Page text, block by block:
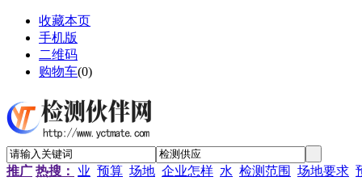
收藏本页
手机版
二维码
购物车(0)
推广 热搜： 业 预算 场地 企业怎样 水 检测范围 场地要求